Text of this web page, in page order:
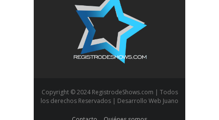
Copyright © 2024 RegistrodeShows.com | Todos
los derechos Reservados | Desarrollo Web Juano